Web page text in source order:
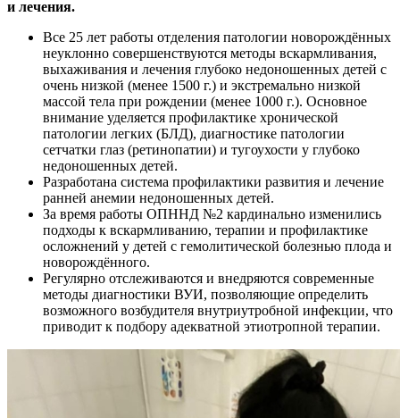
и лечения.
Все 25 лет работы отделения патологии новорождённых
неуклонно совершенствуются методы вскармливания,
выхаживания и лечения глубоко недоношенных детей с
очень низкой (менее 1500 г.) и экстремально низкой
массой тела при рождении (менее 1000 г.). Основное
внимание уделяется профилактике хронической
патологии легких (БЛД), диагностике патологии
сетчатки глаз (ретинопатии) и тугоухости у глубоко
недоношенных детей.
Разработана система профилактики развития и лечение
ранней анемии недоношенных детей.
За время работы ОПННД №2 кардинально изменились
подходы к вскармливанию, терапии и профилактике
осложнений у детей с гемолитической болезнью плода и
новорождённого.
Регулярно отслеживаются и внедряются современные
методы диагностики ВУИ, позволяющие определить
возможного возбудителя внутриутробной инфекции, что
приводит к подбору адекватной этиотропной терапии.